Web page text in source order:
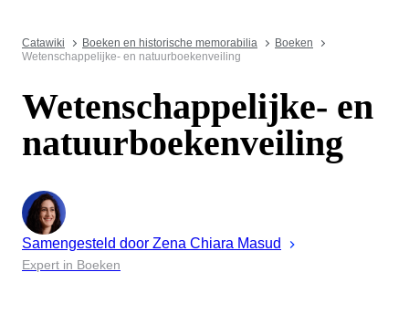
Catawiki Boeken en historische memorabilia
Boeken
Wetenschappelijke- en natuurboekenveiling
Wetenschappelijke- en
natuurboekenveiling
Samengesteld door Zena Chiara Masud
Expert in Boeken